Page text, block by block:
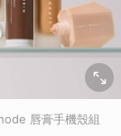
唇膏手機殼組